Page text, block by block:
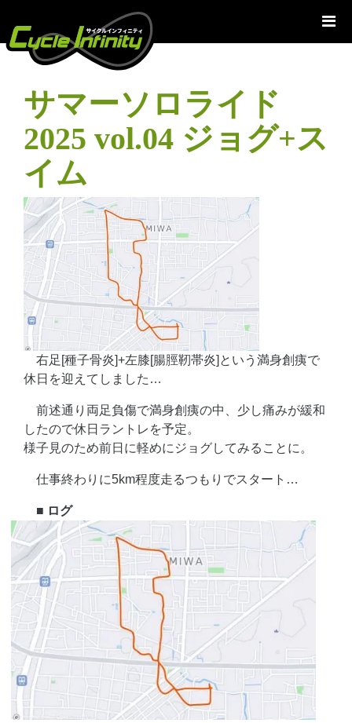
テ
サマーソロライド
2025 vol.04 ジョグ+ス
イム
右足[種子骨炎]+左膝[腸脛靭帯炎]という満身創痍で
休日を迎えてしました…
前述通り両足負傷で満身創痍の中、少し痛みが緩和
したので休日ラントレを予定。
様子見のため前日に軽めにジョグしてみることに。
仕事終わりに5km程度走るつもりでスタート…
■ ログ